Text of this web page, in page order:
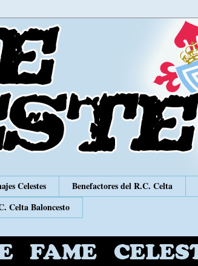
Celestes Benefactores del R.C. Celta
Celta Baloncesto